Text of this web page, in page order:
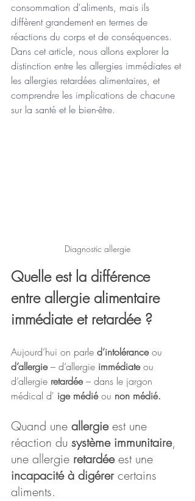
consommation d'aliments, mais ils
diffèrent grandement en termes de
réactions du corps et de conséquences.
Dans cet article, nous allons explorer la
distinction entre les allergies immédiates et
les allergies retardées alimentaires, et
comprendre les implications de chacune
sur la santé et le bien-être.
Diagnostic allergie
Quelle est la différence
entre allergie alimentaire
immédiate et retardée ?
Aujourd’hui on parle d’intolérance ou
d’allergie – d’allergie immédiate ou
d’allergie retardée – dans le jargon
médical d' ige médié ou non médié.
Quand une allergie est une
réaction du système immunitaire,
une allergie retardée est une
incapacité à digérer certains
aliments.